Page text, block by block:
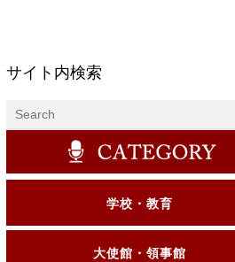
サイト内検索
学校・教育
大使館・領事館